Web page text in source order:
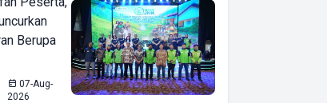
Berupa
07-Aug-
2026